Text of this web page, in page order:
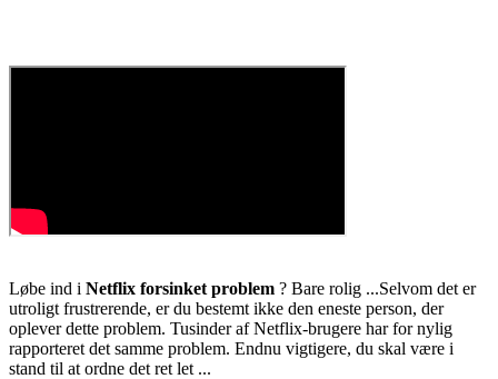
Løbe ind i Netflix forsinket problem ? Bare rolig ...Selvom det er
utroligt frustrerende, er du bestemt ikke den eneste person, der
oplever dette problem. Tusinder af Netflix-brugere har for nylig
rapporteret det samme problem. Endnu vigtigere, du skal være i
stand til at ordne det ret let ...